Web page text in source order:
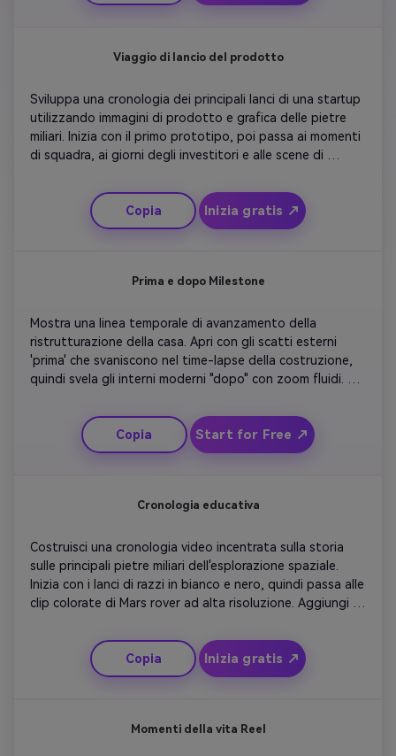
Viaggio di lancio del prodotto
Sviluppa una cronologia dei principali lanci di una startup
utilizzando immagini di prodotto e grafica delle pietre
miliari. Inizia con il primo prototipo, poi passa ai momenti
di squadra, ai giorni degli investitori e alle scene di
mostrano ogni anno. Chiudi con un forte appello all'ultimo
Copia Inizia gratis ↗
Prima e dopo Milestone
Mostra una linea temporale di avanzamento della
ristrutturazione della casa. Apri con gli scatti esterni
'prima' che svaniscono nel time-lapse della costruzione,
quindi svela gli interni moderni "dopo" con zoom fluidi.
per chiarezza. Concludi con un testo finale
soddisfacente: 'Trasformazione completa!'
Copia Start for Free ↗
Cronologia educativa
Costruisci una cronologia video incentrata sulla storia
sulle principali pietre miliari dell'esplorazione spaziale.
Inizia con i lanci di razzi in bianco e nero, quindi passa alle
clip colorate di Mars rover ad alta risoluzione. Aggiungi
coerente e le transizioni fluide per un risultato
coinvolgente pronto per l'aula.
Copia Inizia gratis ↗
Momenti della vita Reel